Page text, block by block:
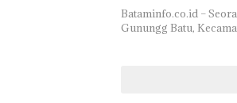
Bataminfo.co.id –
Gunungg Batu,